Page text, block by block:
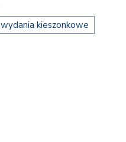
wydania kieszonkowe